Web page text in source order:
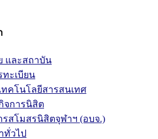
และสถาบัน
ะเบียน
ทคโนโลยีสารสนเทศ
จการนิสิต
รสโมสรนิสิตจุฬาฯ (อบจ.)
ทั่วไป